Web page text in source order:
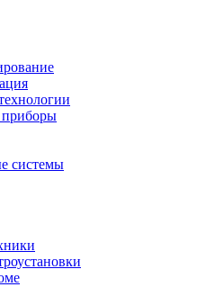
приборы
системы